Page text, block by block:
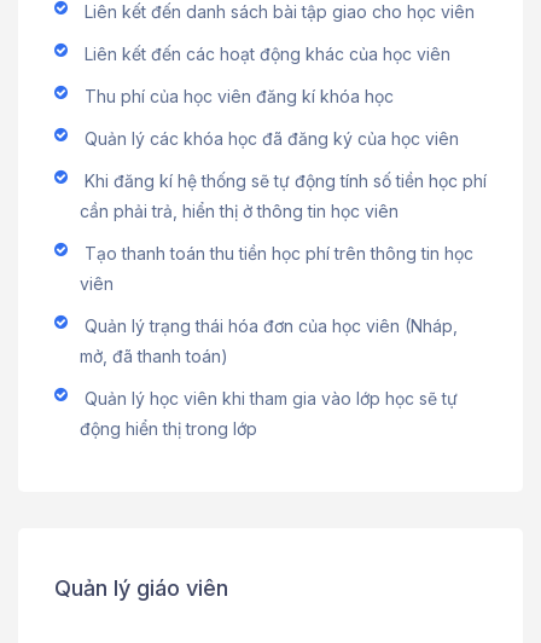
Liên kết đến danh sách bài tập giao cho học viên
Liên kết đến các hoạt động khác của học viên
Thu phí của học viên đăng kí khóa học
Quản lý các khóa học đã đăng ký của học viên
Khi đăng kí hệ thống sẽ tự động tính số tiền học phí
cần phải trả, hiển thị ở thông tin học viên
Tạo thanh toán thu tiền học phí trên thông tin học
viên
Quản lý trạng thái hóa đơn của học viên (Nháp,
mở, đã thanh toán)
Quản lý học viên khi tham gia vào lớp học sẽ tự
động hiển thị trong lớp
Quản lý giáo viên